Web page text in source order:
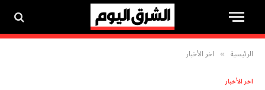
الرئيسية » اخر الأخبار
اخر الأخبار